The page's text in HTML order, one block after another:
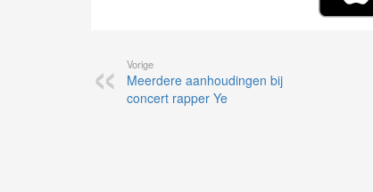
Vorige
Meerdere aanhoudingen bij
concert rapper Ye